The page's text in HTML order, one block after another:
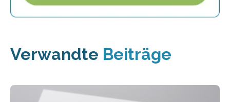
Verwandte Beiträge